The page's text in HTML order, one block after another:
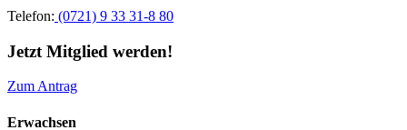
Telefon: (0721) 9 33 31-8 80
Jetzt Mitglied werden!
Zum Antrag
Erwachsen